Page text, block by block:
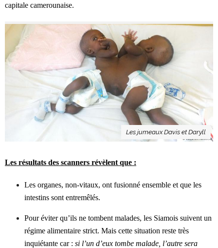
capitale camerounaise.
Les jumeaux Davis et Daryll
Les résultats des scanners révèlent que :
Les organes, non-vitaux, ont fusionné ensemble et que les
intestins sont entremêlés.
Pour éviter qu’ils ne tombent malades, les Siamois suivent un
régime alimentaire strict. Mais cette situation reste très
inquiétante car : si l’un d’eux tombe malade, l’autre sera